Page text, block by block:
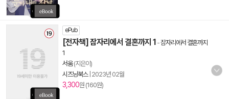
ePub
[전자책] 잠자리에서 결혼까지 1 -잠자리에서 결혼까지
1
서움(지은이)
시즈닝북스| 2023년 02월
3,300원 (160원)